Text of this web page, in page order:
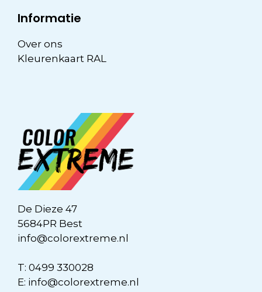
Informatie
Over ons
Kleurenkaart RAL
De Dieze 47
5684PR Best
info@colorextreme.nl
T: 0499 330028
E: info@colorextreme.nl